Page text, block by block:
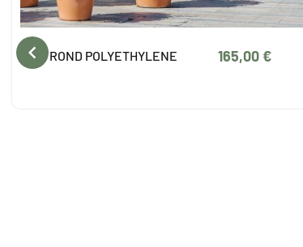
JARDINIERE DEMI-VASQUE EN
POLYETHYLENE
141,00 €
